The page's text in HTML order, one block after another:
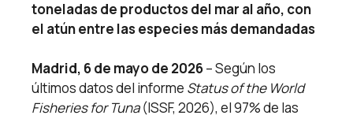
toneladas de productos del mar al año, con
el atún entre las especies más demandadas
Madrid, 6 de mayo de 2026– Según los
últimos datos del informe Status of the World
Fisheries for Tuna(ISSF, 2026), el 97% de las